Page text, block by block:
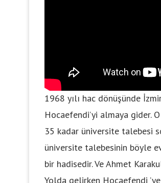
1968 yılı hac dönüşünde
Hocaefendi’yi almaya gider.
35 kadar üniversite talebesi
üniversite talebesinin böyle
bir hadisedir. Ve Ahmet
Yolda gelirken Hocaefendi